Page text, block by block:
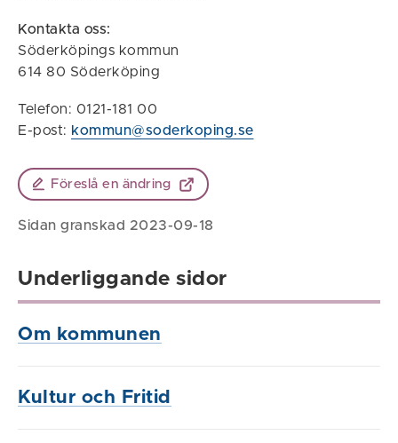
Kontakta oss:
Söderköpings kommun
614 80 Söderköping
Telefon: 0121-181 00
E-post: kommun@soderkoping.se
Föreslå en ändring
Sidan granskad 2023-09-18
Underliggande sidor
Om kommunen
Kultur och Fritid